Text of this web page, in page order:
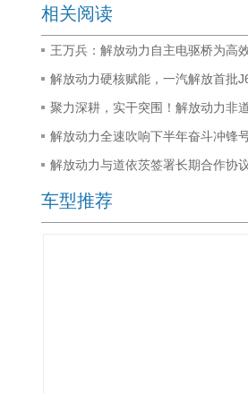
相关阅读
王万兵：解放动力自主电驱桥为高
解放动力硬核赋能，一汽解放首批
聚力深耕，实干突围！解放动力非
解放动力全速吹响下半年奋斗冲锋号
解放动力与道依茨签署长期合作协
车型推荐